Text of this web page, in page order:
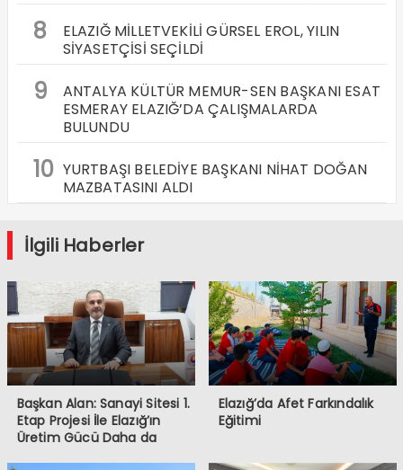
8
ELAZIĞ MİLLETVEKİLİ GÜRSEL EROL, YILIN
SİYASETÇİSİ SEÇİLDİ
9
ANTALYA KÜLTÜR MEMUR-SEN BAŞKANI ESAT
ESMERAY ELAZIĞ’DA ÇALIŞMALARDA
BULUNDU
10 YURTBAŞI BELEDİYE BAŞKANI NİHAT DOĞAN
MAZBATASINI ALDI
İlgili Haberler
Başkan Alan: Sanayi Sitesi 1.
Etap Projesi İle Elazığ’ın
Üretim Gücü Daha da
Elazığ’da Afet Farkındalık
Eğitimi